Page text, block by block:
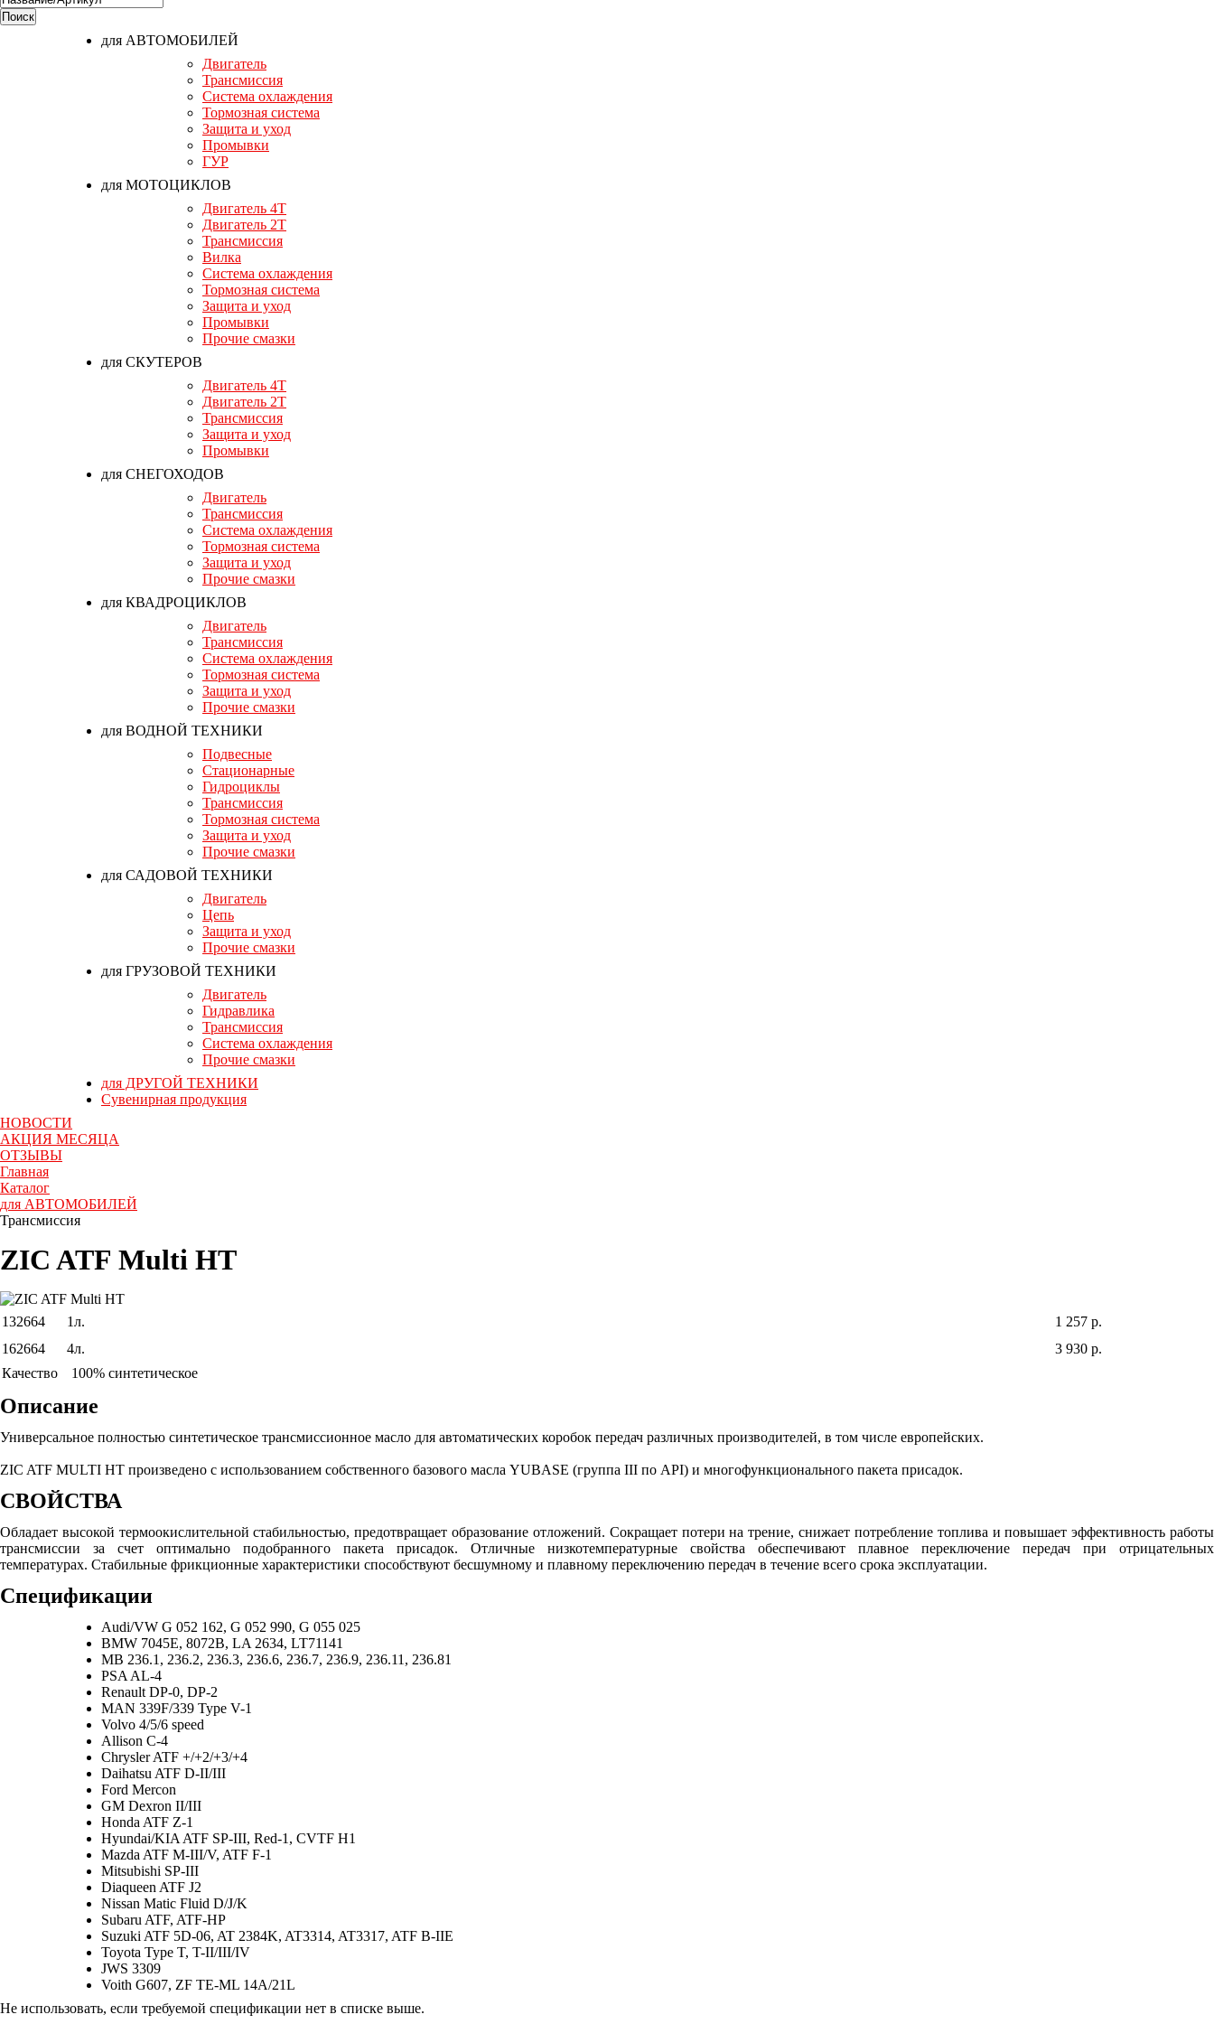
для АВТОМОБИЛЕЙ
Двигатель
Трансмиссия
Система охлаждения
Тормозная система
Защита и уход
Промывки
ГУР
для МОТОЦИКЛОВ
Двигатель 4T
Двигатель 2T
Трансмиссия
Вилка
Система охлаждения
Тормозная система
Защита и уход
Промывки
Прочие смазки
для СКУТЕРОВ
Двигатель 4T
Двигатель 2T
Трансмиссия
Защита и уход
Промывки
для СНЕГОХОДОВ
Двигатель
Трансмиссия
Система охлаждения
Тормозная система
Защита и уход
Прочие смазки
для КВАДРОЦИКЛОВ
Двигатель
Трансмиссия
Система охлаждения
Тормозная система
Защита и уход
Прочие смазки
для ВОДНОЙ ТЕХНИКИ
Подвесные
Стационарные
Гидроциклы
Трансмиссия
Тормозная система
Защита и уход
Прочие смазки
для САДОВОЙ ТЕХНИКИ
Двигатель
Цепь
Защита и уход
Прочие смазки
для ГРУЗОВОЙ ТЕХНИКИ
Двигатель
Гидравлика
Трансмиссия
Система охлаждения
Прочие смазки
для ДРУГОЙ ТЕХНИКИ
Сувенирная продукция
НОВОСТИ
АКЦИЯ МЕСЯЦА
ОТЗЫВЫ
Главная
Каталог
для АВТОМОБИЛЕЙ
Трансмиссия
ZIC ATF Multi HT
132664 1л.
1 257 р.
162664
4л.
3 930 р.
Качество
100% синтетическое
Описание
Универсальное полностью синтетическое трансмиссионное масло для автоматических коробок передач различных производителей, в том числе европейских.
ZIC ATF MULTI HT произведено с использованием собственного базового масла YUBASE (группа III по API) и многофункционального пакета присадок.
СВОЙСТВА
Обладает высокой термоокислительной стабильностью, предотвращает образование отложений. Сокращает потери на трение, снижает потребление топлива и повышает эффективность работы
трансмиссии за счет оптимально подобранного пакета присадок. Отличные низкотемпературные свойства обеспечивают плавное переключение передач при отрицательных
температурах. Стабильные фрикционные характеристики способствуют бесшумному и плавному переключению передач в течение всего срока эксплуатации.
Спецификации
Audi/VW G 052 162, G 052 990, G 055 025
BMW 7045E, 8072B, LA 2634, LT71141
MB 236.1, 236.2, 236.3, 236.6, 236.7, 236.9, 236.11, 236.81
PSA AL-4
Renault DP-0, DP-2
MAN 339F/339 Type V-1
Volvo 4/5/6 speed
Allison C-4
Chrysler ATF +/+2/+3/+4
Daihatsu ATF D-II/III
Ford Mercon
GM Dexron II/III
Honda ATF Z-1
Hyundai/KIA ATF SP-III, Red-1, CVTF H1
Mazda ATF M-III/V, ATF F-1
Mitsubishi SP-III
Diaqueen ATF J2
Nissan Matic Fluid D/J/K
Subaru ATF, ATF-HP
Suzuki ATF 5D-06, AT 2384K, AT3314, AT3317, ATF B-IIE
Toyota Type T, T-II/III/IV
JWS 3309
Voith G607, ZF TE-ML 14A/21L
Не использовать, если требуемой спецификации нет в списке выше.